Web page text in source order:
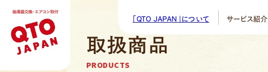
「QTO JAPAN」について サービス紹介
サービス紹介
24365サービス
取扱商品
PRODUCTS